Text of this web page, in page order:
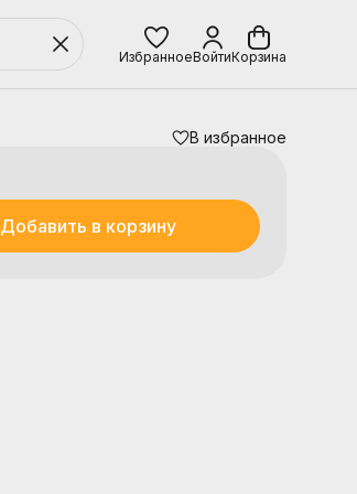
ИзбранноеВойтиКорзина
В избранное
Добавить в корзину